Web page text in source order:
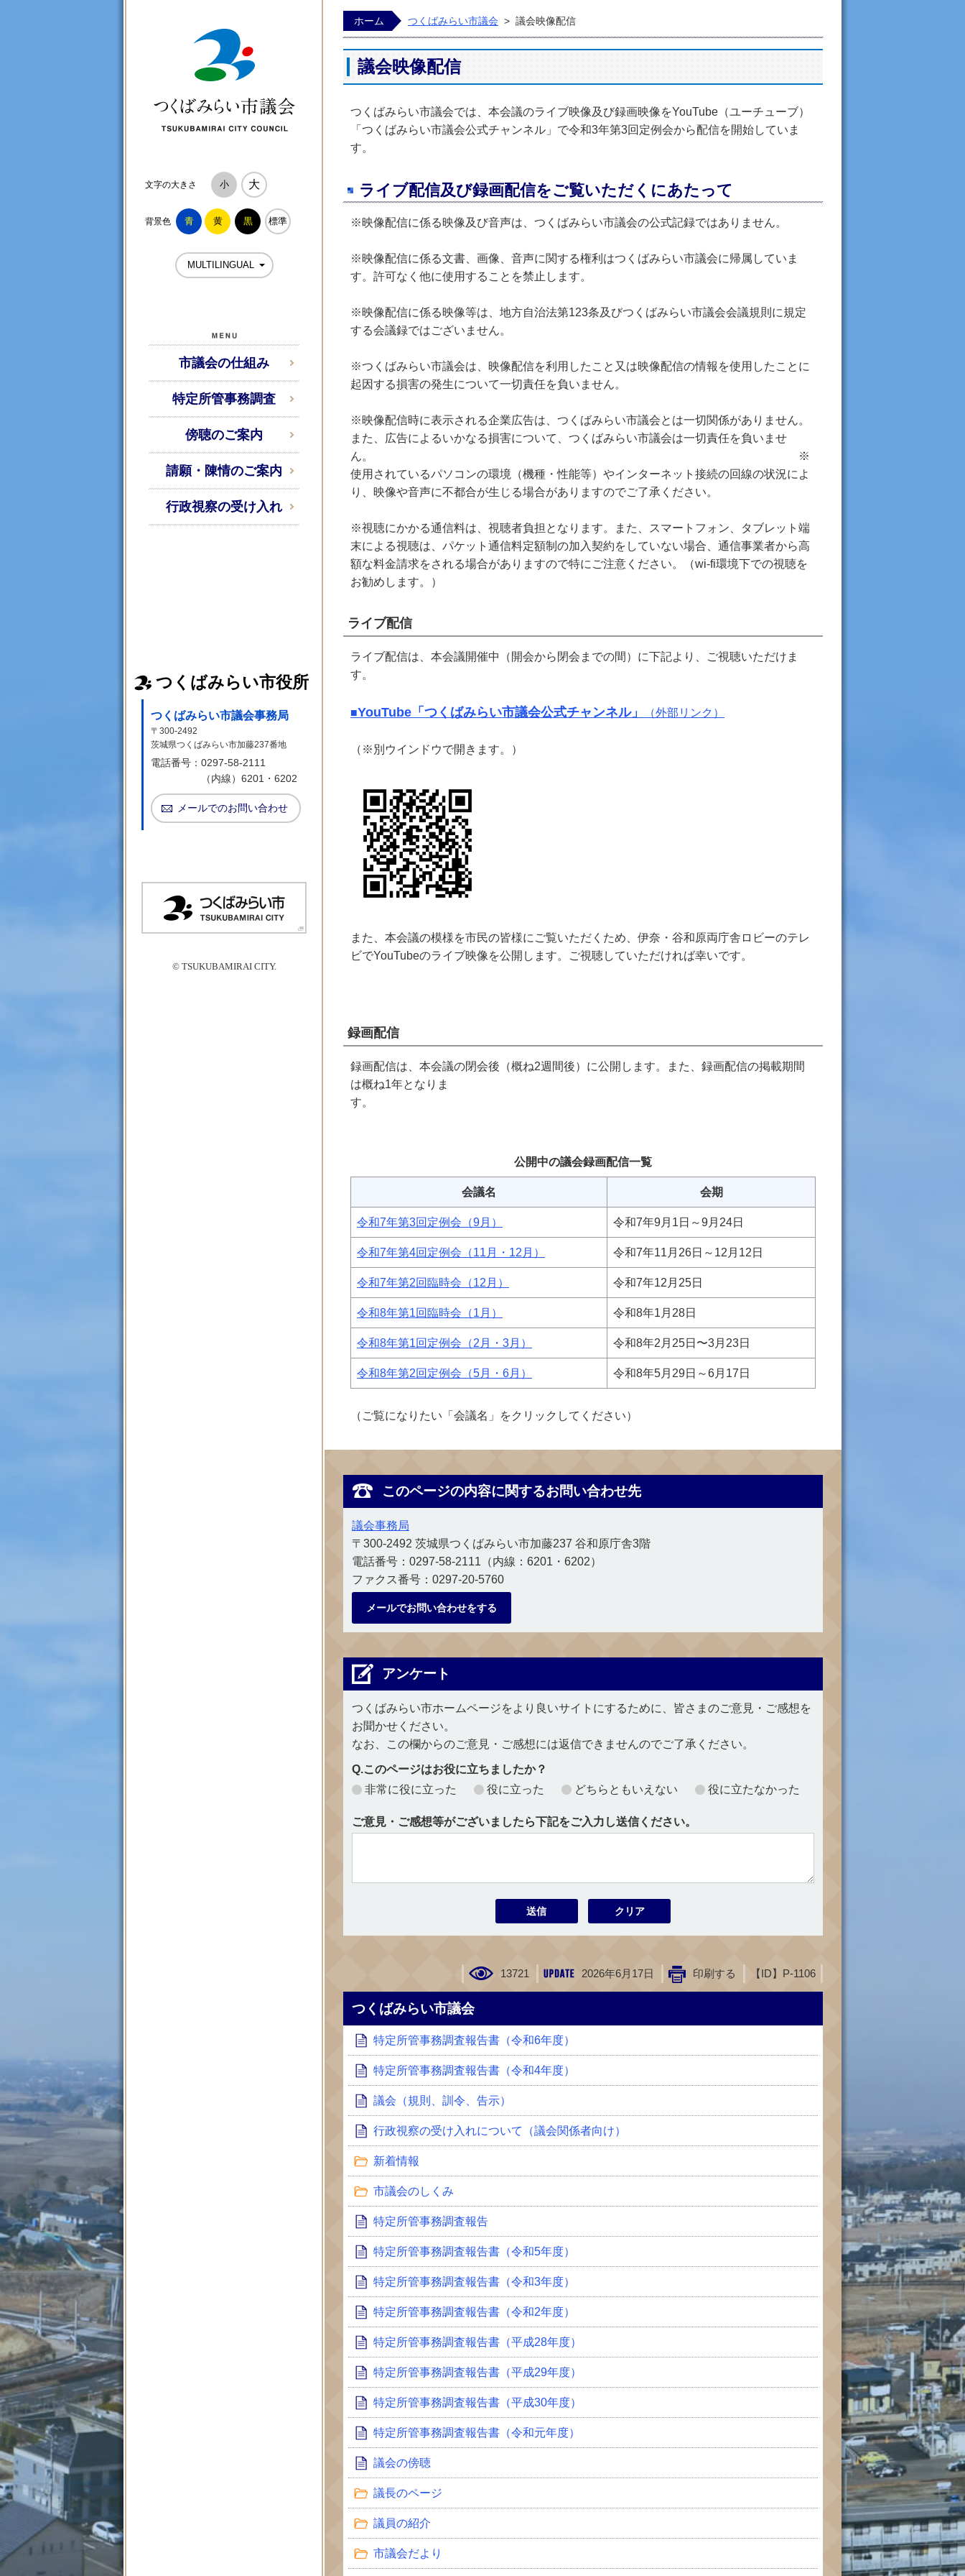
つくばみらい市議会ホームページ
文字の大きさ 小 大
背景色 青 黄 黒 標準
MULTILINGUAL
市議会の仕組み
特定所管事務調査
傍聴のご案内
請願・陳情のご案内
行政視察の受け入れ
つくばみらい市役所
つくばみらい市議会事務局
〒300-2492
茨城県つくばみらい市加藤237番地
電話番号： 0297-58-2111
（内線）6201・6202
メールでのお問い合わせ
つくばみらい市
© TSUKUBAMIRAI CITY.
ホーム つくばみらい市議会 > 議会映像配信
議会映像配信
つくばみらい市議会では、本会議のライブ映像及び録画映像をYouTube（ユーチューブ）
「つくばみらい市議会公式チャンネル」で令和3年第3回定例会から配信を開始していま
す。
ライブ配信及び録画配信をご覧いただくにあたって
※映像配信に係る映像及び音声は、つくばみらい市議会の公式記録ではありません。
※映像配信に係る文書、画像、音声に関する権利はつくばみらい市議会に帰属していま
す。許可なく他に使用することを禁止します。
※映像配信に係る映像等は、地方自治法第123条及びつくばみらい市議会会議規則に規定
する会議録ではございません。
※つくばみらい市議会は、映像配信を利用したこと又は映像配信の情報を使用したことに
起因する損害の発生について一切責任を負いません。
※映像配信時に表示される企業広告は、つくばみらい市議会とは一切関係がありません。
また、広告によるいかなる損害について、つくばみらい市議会は一切責任を負いませ
ん。 ※
使用されているパソコンの環境（機種・性能等）やインターネット接続の回線の状況によ
り、映像や音声に不都合が生じる場合がありますのでご了承ください。
※視聴にかかる通信料は、視聴者負担となります。また、スマートフォン、タブレット端
末による視聴は、パケット通信料定額制の加入契約をしていない場合、通信事業者から高
額な料金請求をされる場合がありますので特にご注意ください。（wi-fi環境下での視聴を
お勧めします。）
ライブ配信
ライブ配信は、本会議開催中（開会から閉会までの間）に下記より、ご視聴いただけま
す。
■YouTube「つくばみらい市議会公式チャンネル」 （外部リンク）
（※別ウインドウで開きます。）
また、本会議の模様を市民の皆様にご覧いただくため、伊奈・谷和原両庁舎ロビーのテレ
ビでYouTubeのライブ映像を公開します。ご視聴していただければ幸いです。
録画配信
録画配信は、本会議の閉会後（概ね2週間後）に公開します。また、録画配信の掲載期間
は概ね1年となりま
す。
公開中の議会録画配信一覧
会議名 会期
令和7年第3回定例会（9月） 令和7年9月1日～9月24日
令和7年第4回定例会（11月・12月） 令和7年11月26日～12月12日
令和7年第2回臨時会（12月） 令和7年12月25日
令和8年第1回臨時会（1月） 令和8年1月28日
令和8年第1回定例会（2月・3月） 令和8年2月25日〜3月23日
令和8年第2回定例会（5月・6月） 令和8年5月29日～6月17日
（ご覧になりたい「会議名」をクリックしてください）
このページの内容に関するお問い合わせ先
議会事務局
〒300-2492 茨城県つくばみらい市加藤237 谷和原庁舎3階
電話番号：0297-58-2111（内線：6201・6202）
ファクス番号：0297-20-5760
メールでお問い合わせをする
アンケート
つくばみらい市ホームページをより良いサイトにするために、皆さまのご意見・ご感想を
お聞かせください。
なお、この欄からのご意見・ご感想には返信できませんのでご了承ください。
Q.このページはお役に立ちましたか？
非常に役に立った
役に立った どちらともいえない 役に立たなかった
ご意見・ご感想等がございましたら下記をご入力し送信ください。
13721 2026年6月17日 印刷する 【ID】 P-1106
つくばみらい市議会
特定所管事務調査報告書（令和6年度）
特定所管事務調査報告書（令和4年度）
議会（規則、訓令、告示）
行政視察の受け入れについて（議会関係者向け）
新着情報
市議会のしくみ
特定所管事務調査報告
特定所管事務調査報告書（令和5年度）
特定所管事務調査報告書（令和3年度）
特定所管事務調査報告書（令和2年度）
特定所管事務調査報告書（平成28年度）
特定所管事務調査報告書（平成29年度）
特定所管事務調査報告書（平成30年度）
特定所管事務調査報告書（令和元年度）
議会の傍聴
議長のページ
議員の紹介
市議会だより